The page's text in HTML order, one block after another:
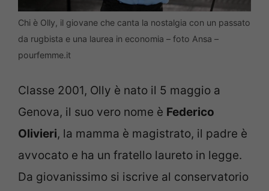
Chi è Olly, il giovane che canta la nostalgia con un passato
da rugbista e una laurea in economia – foto Ansa –
pourfemme.it
Classe 2001, Olly è nato il 5 maggio a
Genova, il suo vero nome è Federico
Olivieri, la mamma è magistrato, il padre è
avvocato e ha un fratello laureto in legge.
Da giovanissimo si iscrive al conservatorio